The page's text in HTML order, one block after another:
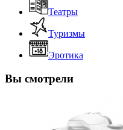
Театры
Туризмы
Эротика
Вы смотрели